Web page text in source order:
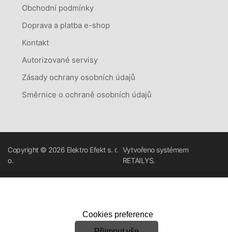
Obchodní podmínky
Doprava a platba e-shop
Kontakt
Autorizované servisy
Zásady ochrany osobních údajů
Směrnice o ochraně osobních údajů
Copyright © 2026 Elektro Efekt s. r.
o.
Vytvořeno systémem
RETAILYS.
Cookies preference